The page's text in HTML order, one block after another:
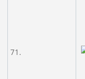
71.